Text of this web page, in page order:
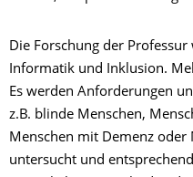
Die Forschung der
Informatik und Inklusion.
Es werden Anforderungen
z.B. blinde Menschen,
Menschen mit Demenz oder
untersucht und